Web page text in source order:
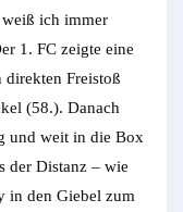
weiß ich immer
1. FC zeigte eine
direkten Freistoß
(58.). Danach
und weit in die Box
der Distanz – wie
in den Giebel zum